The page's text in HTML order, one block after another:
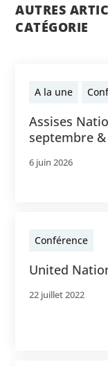
AUTRES
CATÉGORIE
A la une
Assises
septembre
6 juin 2026
Conférence
United
22 juillet 2022